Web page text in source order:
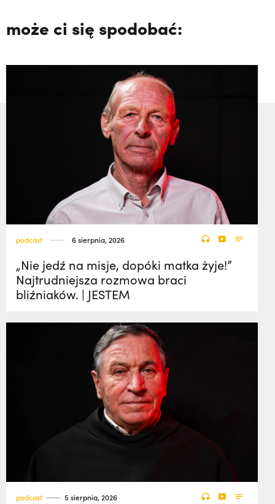
może ci się spodobać:
podcast 6 sierpnia, 2026
„Nie jedź na misje, dopóki matka żyje!”
Najtrudniejsza rozmowa braci
bliźniaków. | JESTEM
podcast 5 sierpnia, 2026